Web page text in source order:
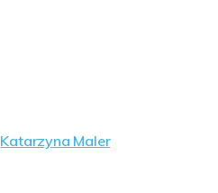
Katarzyna Maler